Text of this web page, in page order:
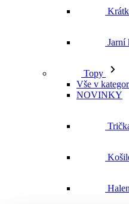
Jarní
Topy
Vše v
NOVINKY